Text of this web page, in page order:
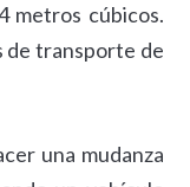
metros cúbicos.
de transporte de
una mudanza